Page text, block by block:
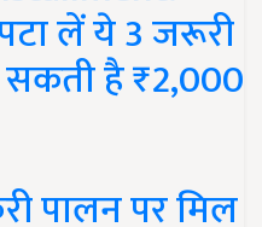
लें ये 3 जरूरी
है ₹2,000
पालन पर मिल